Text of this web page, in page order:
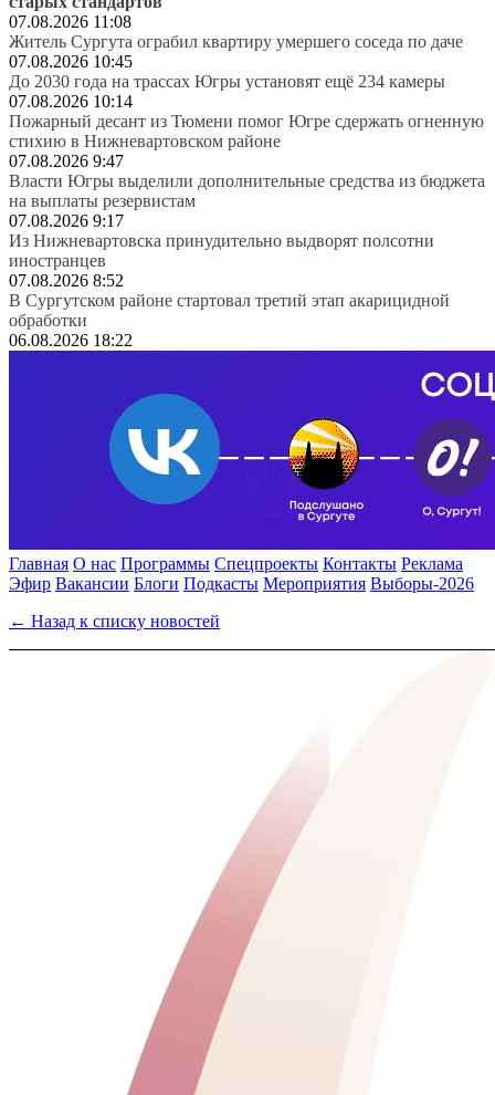
07.08.2026 11:08
Житель Сургута ограбил квартиру умершего соседа по даче
07.08.2026 10:45
До 2030 года на трассах Югры установят ещё 234 камеры
07.08.2026 10:14
Пожарный десант из Тюмени помог Югре сдержать огненную
стихию в Нижневартовском районе
07.08.2026 9:47
Власти Югры выделили дополнительные средства из бюджета
на выплаты резервистам
07.08.2026 9:17
Из Нижневартовска принудительно выдворят полсотни
иностранцев
07.08.2026 8:52
В Сургутском районе стартовал третий этап акарицидной
обработки
06.08.2026 18:22
Главная О нас Программы Спецпроекты Контакты Реклама
Эфир Вакансии Блоги Подкасты Мероприятия Выборы-2026
← Назад к списку новостей